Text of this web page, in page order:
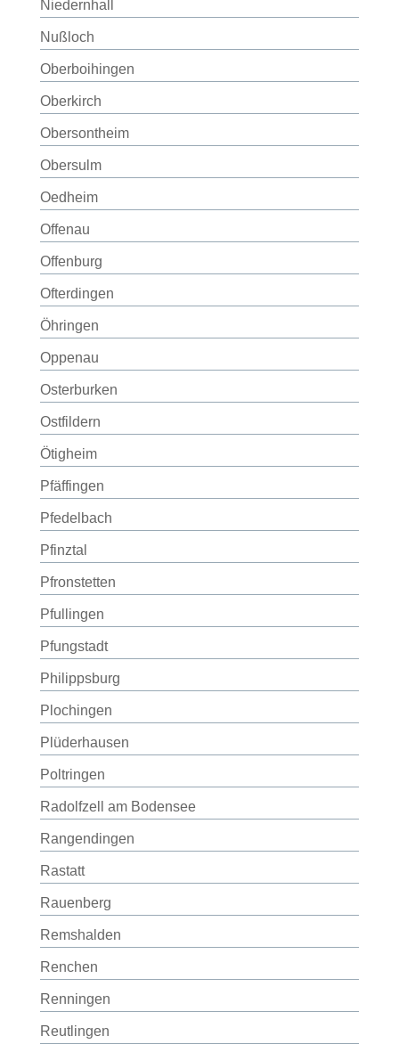
Niedernhall
Nußloch
Oberboihingen
Oberkirch
Obersontheim
Obersulm
Oedheim
Offenau
Offenburg
Ofterdingen
Öhringen
Oppenau
Osterburken
Ostfildern
Ötigheim
Pfäffingen
Pfedelbach
Pfinztal
Pfronstetten
Pfullingen
Pfungstadt
Philippsburg
Plochingen
Plüderhausen
Poltringen
Radolfzell am Bodensee
Rangendingen
Rastatt
Rauenberg
Remshalden
Renchen
Renningen
Reutlingen